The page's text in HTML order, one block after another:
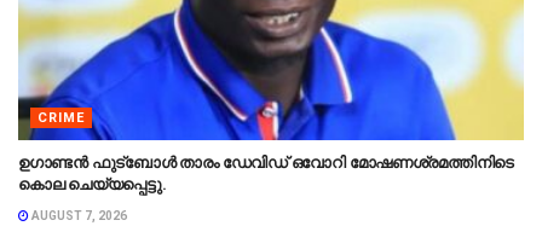
CRIME
ഉഗാണ്ടൻ ഫുട്ബോൾ താരം ഡേവിഡ് ഒവോറി മോഷണശ്രമത്തിനിടെ
കൊല ചെയ്യപ്പെട്ടു.
AUGUST 7, 2026